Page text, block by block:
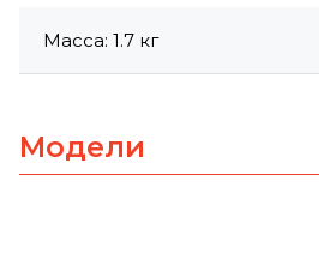
Масса: 1.7 кг
Модели